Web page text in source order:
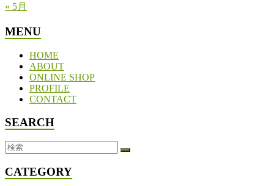
« 5月
MENU
HOME
ABOUT
ONLINE SHOP
PROFILE
CONTACT
SEARCH
CATEGORY